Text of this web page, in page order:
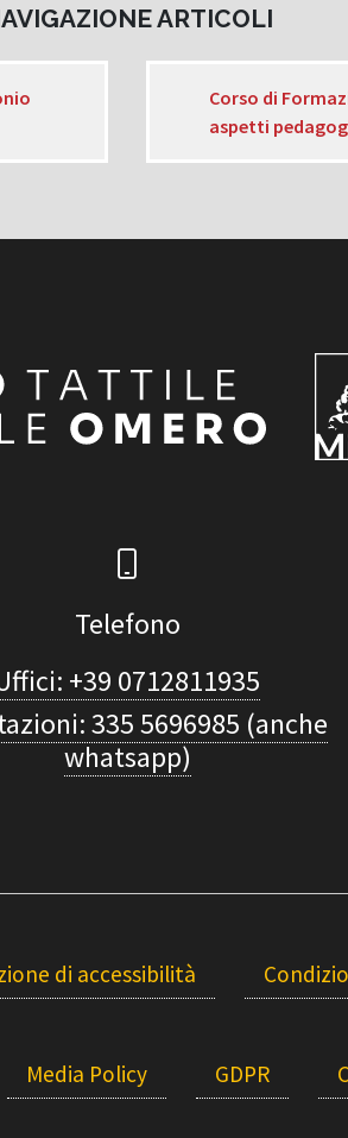
ARTICOLI
Corso di
aspetti
Telefono
+39 0712811935
335 5696985 (anche
whatsapp)
di accessibilità
Media Policy GDPR